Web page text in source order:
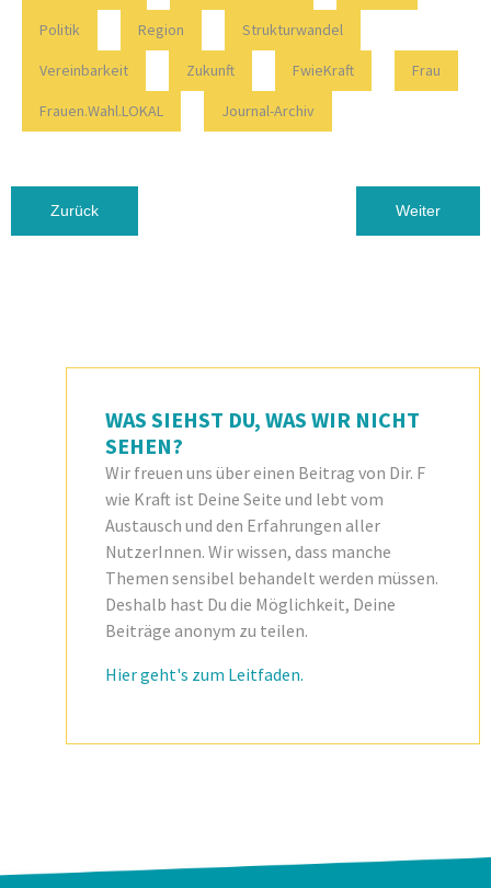
Politik Region Strukturwandel
Vereinbarkeit Zukunft FwieKraft Frau
Frauen.Wahl.LOKAL Journal-Archiv
Vorheriger Beitrag: (Ver)Kommen, (Dran)Bleiben und
Zurück Nächster
Weiter
WAS SIEHST DU, WAS WIR NICHT
SEHEN?
Wir freuen uns über einen Beitrag von Dir. F
wie Kraft ist Deine Seite und lebt vom
Austausch und den Erfahrungen aller
NutzerInnen. Wir wissen, dass manche
Themen sensibel behandelt werden müssen.
Deshalb hast Du die Möglichkeit, Deine
Beiträge anonym zu teilen.
Hier geht's zum Leitfaden.